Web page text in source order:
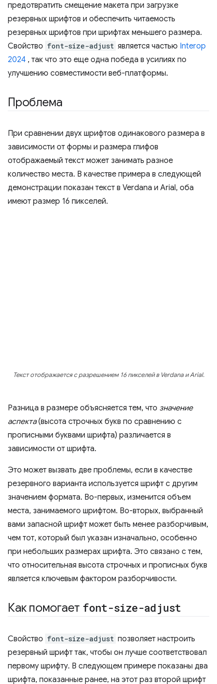
предотвратить смещение макета при загрузке
резервных шрифтов и обеспечить читаемость
резервных шрифтов при шрифтах меньшего размера.
Свойство font-size-adjust является частью Interop
2024 , так что это еще одна победа в усилиях по
улучшению совместимости веб-платформы.
Проблема
При сравнении двух шрифтов одинакового размера в
зависимости от формы и размера глифов
отображаемый текст может занимать разное
количество места. В качестве примера в следующей
демонстрации показан текст в Verdana и Arial, оба
имеют размер 16 пикселей.
Текст отображается с разрешением 16 пикселей в Verdana и Arial.
Разница в размере объясняется тем, что значение
аспекта(высота строчных букв по сравнению с
прописными буквами шрифта) различается в
зависимости от шрифта.
Это может вызвать две проблемы, если в качестве
резервного варианта используется шрифт с другим
значением формата. Во-первых, изменится объем
места, занимаемого шрифтом. Во-вторых, выбранный
вами запасной шрифт может быть менее разборчивым,
чем тот, который был указан изначально, особенно
при небольших размерах шрифта. Это связано с тем,
что относительная высота строчных и прописных букв
является ключевым фактором разборчивости.
Как помогает font-size-adjust
Свойство font-size-adjust позволяет настроить
резервный шрифт так, чтобы он лучше соответствовал
первому шрифту. В следующем примере показаны два
шрифта, показанные ранее, на этот раз второй шрифт